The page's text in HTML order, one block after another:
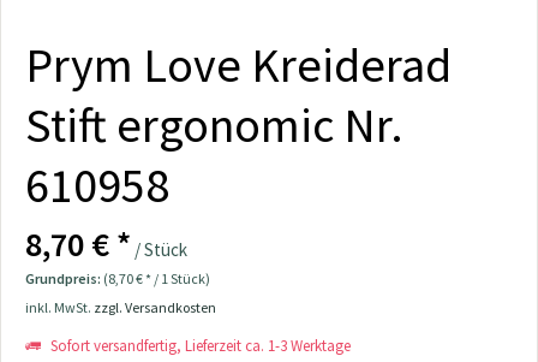
Prym Love Kreiderad
Stift ergonomic Nr.
610958
8,70 € * / Stück
Grundpreis: (8,70 € * / 1 Stück)
inkl. MwSt. zzgl. Versandkosten
Sofort versandfertig, Lieferzeit ca. 1-3 Werktage